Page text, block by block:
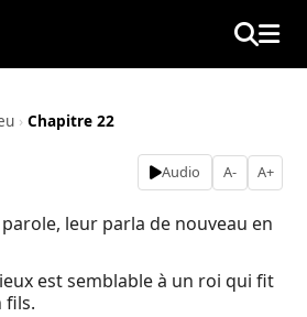
› Chapitre 22
Audio A- A+
leur parla de nouveau en
est semblable à un roi qui fit
fils.